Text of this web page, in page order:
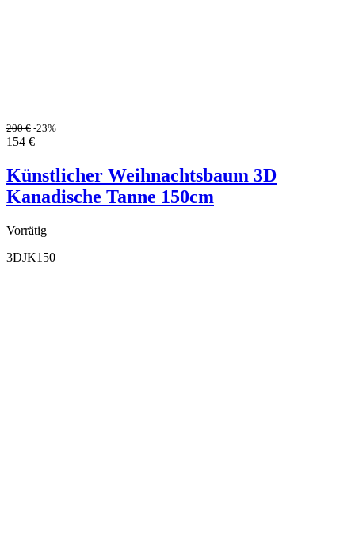
200€ -23%
154 €
Künstlicher Weihnachtsbaum 3D
Kanadische Tanne 150cm
Vorrätig
3DJK150